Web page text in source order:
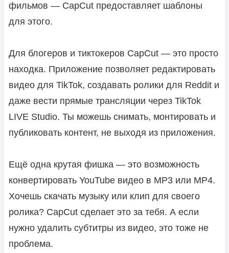
фильмов — CapCut предоставляет шаблоны
для этого.
Для блогеров и тиктокеров CapCut — это просто
находка. Приложение позволяет редактировать
видео для TikTok, создавать ролики для Reddit и
даже вести прямые трансляции через TikTok
LIVE Studio. Ты можешь снимать, монтировать и
публиковать контент, не выходя из приложения.
Ещё одна крутая фишка — это возможность
конвертировать YouTube видео в MP3 или MP4.
Хочешь скачать музыку или клип для своего
ролика? CapCut сделает это за тебя. А если
нужно удалить субтитры из видео, это тоже не
проблема.